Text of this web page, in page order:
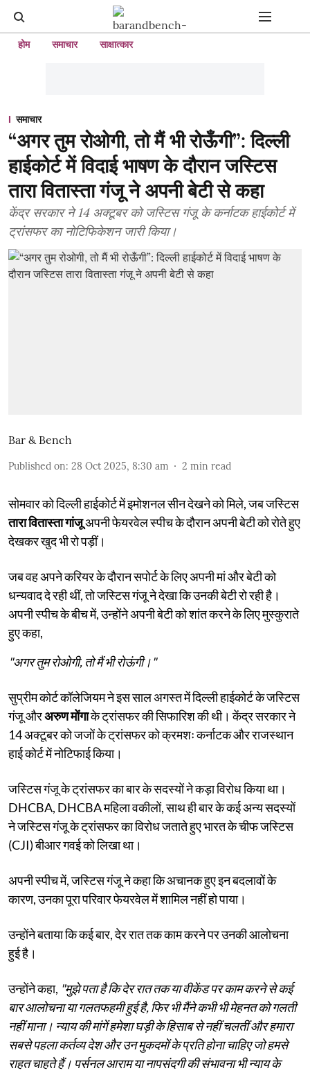
होम समाचार साक्षात्कार
समाचार
“अगर तुम रोओगी, तो मैं भी रोऊँगी”: दिल्ली
हाईकोर्ट में विदाई भाषण के दौरान जस्टिस
तारा वितास्ता गंजू ने अपनी बेटी से कहा
केंद्र सरकार ने 14 अक्टूबर को जस्टिस गंजू के कर्नाटक हाईकोर्ट में
ट्रांसफर का नोटिफिकेशन जारी किया।
Bar & Bench
Published on: 28 Oct 2025, 8:30 am 2 min read
सोमवार को दिल्ली हाईकोर्ट में इमोशनल सीन देखने को मिले, जब जस्टिस
तारा वितास्ता गांजूअपनी फेयरवेल स्पीच के दौरान अपनी बेटी को रोते हुए
देखकर खुद भी रो पड़ीं।
जब वह अपने करियर के दौरान सपोर्ट के लिए अपनी मां और बेटी को
धन्यवाद दे रही थीं, तो जस्टिस गंजू ने देखा कि उनकी बेटी रो रही है।
अपनी स्पीच के बीच में, उन्होंने अपनी बेटी को शांत करने के लिए मुस्कुराते
हुए कहा,
"अगर तुम रोओगी, तो मैं भी रोऊंगी।"
सुप्रीम कोर्ट कॉलेजियम ने इस साल अगस्त में दिल्ली हाईकोर्ट के जस्टिस
गंजू औरअरुण मोंगाके ट्रांसफर की सिफारिश की थी। केंद्र सरकार ने
14 अक्टूबर को जजों के ट्रांसफर को क्रमशः कर्नाटक और राजस्थान
हाई कोर्ट में नोटिफाई किया।
जस्टिस गंजू के ट्रांसफर का बार के सदस्यों ने कड़ा विरोध किया था।
DHCBA, DHCBA महिला वकीलों, साथ ही बार के कई अन्य सदस्यों
ने जस्टिस गंजू के ट्रांसफर का विरोध जताते हुए भारत के चीफ जस्टिस
(CJI) बीआर गवई को लिखा था।
अपनी स्पीच में, जस्टिस गंजू ने कहा कि अचानक हुए इन बदलावों के
कारण, उनका पूरा परिवार फेयरवेल में शामिल नहीं हो पाया।
उन्होंने बताया कि कई बार, देर रात तक काम करने पर उनकी आलोचना
हुई है।
उन्होंने कहा, "मुझे पता है कि देर रात तक या वीकेंड पर काम करने से कई
बार आलोचना या गलतफहमी हुई है, फिर भी मैंने कभी भी मेहनत को गलती
नहीं माना। न्याय की मांगें हमेशा घड़ी के हिसाब से नहीं चलतीं और हमारा
सबसे पहला कर्तव्य देश और उन मुकदमों के प्रति होना चाहिए जो हमसे
राहत चाहते हैं। पर्सनल आराम या नापसंदगी की संभावना भी न्याय के